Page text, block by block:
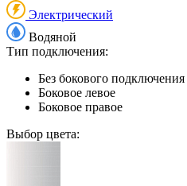
Электрический
Водяной
Тип подключения:
Без бокового подключения
Боковое левое
Боковое правое
Выбор цвета: